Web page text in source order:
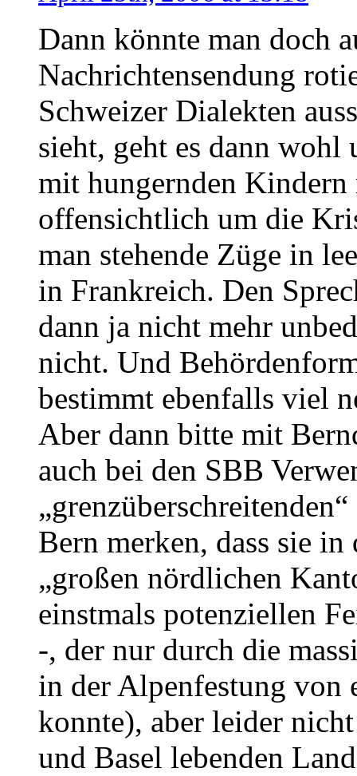
Dann könnte man doch
Nachrichtensendung
Schweizer Dialekten
sieht, geht es dann
mit hungernden Kindern
offensichtlich um die
man stehende Züge in
in Frankreich. Den
dann ja nicht mehr
nicht. Und
bestimmt ebenfalls viel
Aber dann bitte mit
auch bei den SBB
Bern merken, dass sie
„großen nördlichen
einstmals potenziellen
-, der nur durch die
in der Alpenfestung von
konnte), aber leider
und Basel lebenden